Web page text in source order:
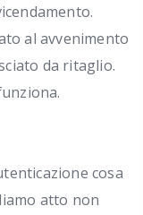
al avvenimento
da ritaglio.
cosa
atto non